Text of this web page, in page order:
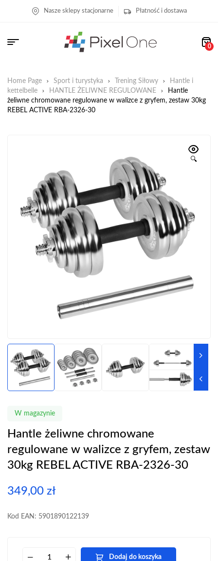
Nasze sklepy stacjonarne Płatność i dostawa
0
Home Page Sport i turystyka Trening Siłowy
Hantle i
kettelbelle
HANTLE ŻELIWNE REGULOWANE
Hantle
żeliwne chromowane regulowane w walizce z gryfem, zestaw 30kg
REBEL ACTIVE RBA-2326-30
🔍
W magazynie
Hantle żeliwne chromowane
regulowane w walizce z gryfem, zestaw
30kg REBEL ACTIVE RBA-2326-30
349,00 zł
Kod EAN: 5901890122139
Dodaj do koszyka